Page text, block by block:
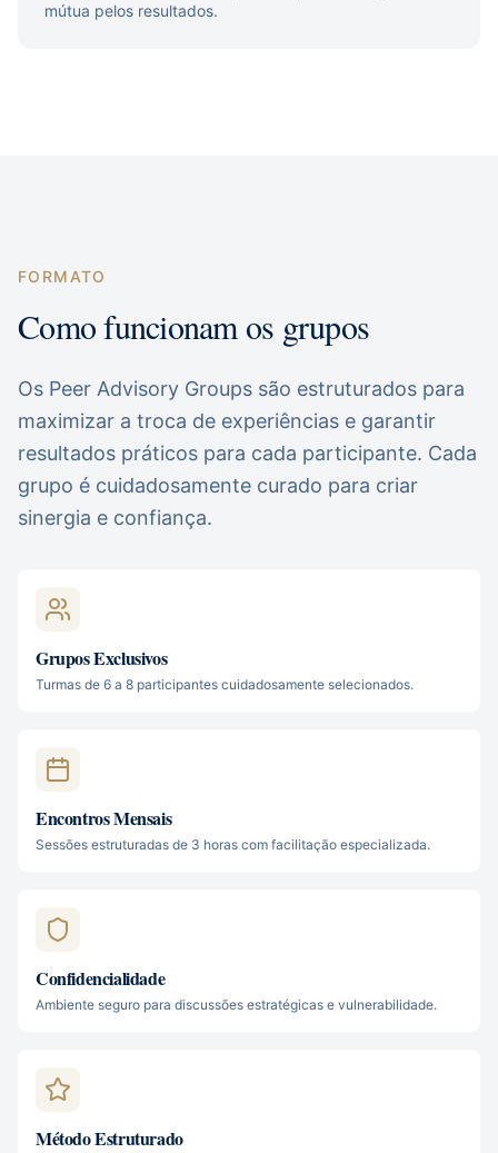
mútua pelos resultados.
FORMATO
Como funcionam os grupos
Os Peer Advisory Groups são estruturados para
maximizar a troca de experiências e garantir
resultados práticos para cada participante. Cada
grupo é cuidadosamente curado para criar
sinergia e confiança.
Grupos Exclusivos
Turmas de 6 a 8 participantes cuidadosamente selecionados.
Encontros Mensais
Sessões estruturadas de 3 horas com facilitação especializada.
Confidencialidade
Ambiente seguro para discussões estratégicas e vulnerabilidade.
Método Estruturado